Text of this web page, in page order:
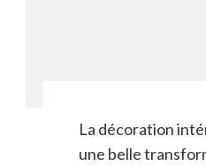
La décoration
une belle